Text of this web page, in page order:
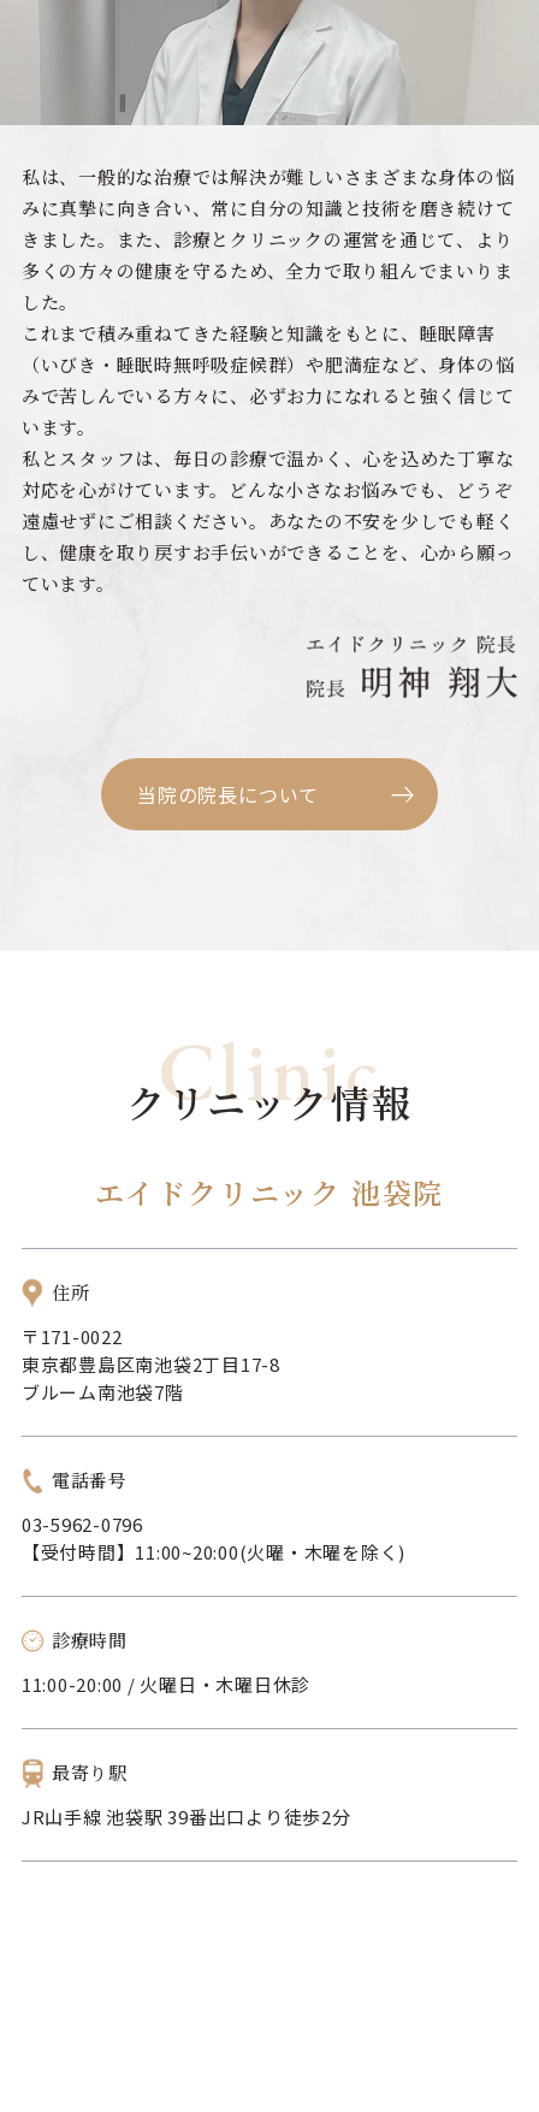
私は、一般的な治療では解決が難しいさまざまな身体の悩
みに真摯に向き合い、常に自分の知識と技術を磨き続けて
きました。また、診療とクリニックの運営を通じて、より
多くの方々の健康を守るため、全力で取り組んでまいりま
した。
これまで積み重ねてきた経験と知識をもとに、睡眠障害
（いびき・睡眠時無呼吸症候群）や肥満症など、身体の悩
みで苦しんでいる方々に、必ずお力になれると強く信じて
います。
私とスタッフは、毎日の診療で温かく、心を込めた丁寧な
対応を心がけています。どんな小さなお悩みでも、どうぞ
遠慮せずにご相談ください。あなたの不安を少しでも軽く
し、健康を取り戻すお手伝いができることを、心から願っ
ています。
当院の院長について
Clinic
クリニック情報
エイドクリニック 池袋院
住所
〒171-0022
東京都豊島区南池袋2丁目17-8
ブルーム南池袋7階
電話番号
03-5962-0796
【受付時間】11:00~20:00(火曜・木曜を除く)
診療時間
11:00-20:00 / 火曜日・木曜日休診
最寄り駅
JR山手線 池袋駅 39番出口より徒歩2分